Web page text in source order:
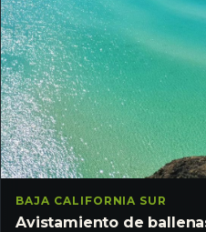
BAJA CALIFORNIA SUR
Avistamiento de